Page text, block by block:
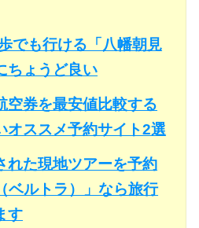
でも行ける「八幡朝見
ちょうど良い
空券を最安値比較する
オススメ予約サイト2選
れた現地ツアーを予約
ベルトラ）」なら旅行
す